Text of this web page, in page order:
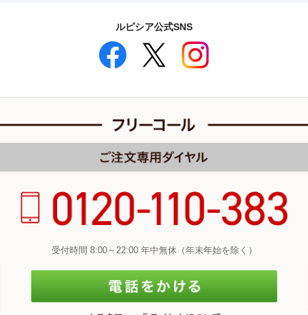
ルピシア公式SNS
受付時間 8:00～22:00 年中無休（年末年始を除く）